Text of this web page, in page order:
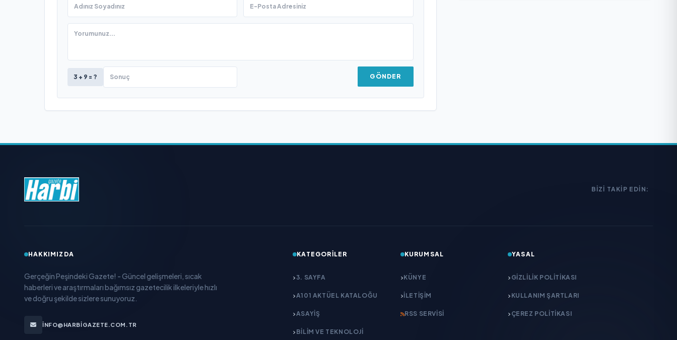
3 + 9 = ? GÖNDER
BIZI TAKIP EDIN:
HAKKIMIZDA
Gerçeğin Peşindeki Gazete! - Güncel gelişmeleri, sıcak
haberleri ve araştırmaları bağımsız gazetecilik ilkeleriyle hızlı
ve doğru şekilde sizlere sunuyoruz.
INFO@HARBIGAZETE.COM.TR
KATEGORILER
3. SAYFA
A101 AKTÜEL KATALOĞU
ASAYİŞ
BİLİM VE TEKNOLOJİ
KURUMSAL
KÜNYE
İLETIŞIM
RSS SERVISI
YASAL
GIZLILIK POLITIKASI
KULLANIM ŞARTLARI
ÇEREZ POLITIKASI